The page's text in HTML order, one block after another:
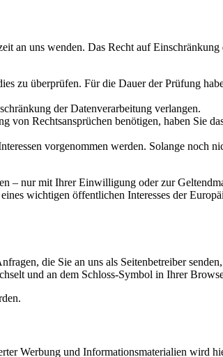
an uns wenden. Das Recht auf Einschränkung
zu überprüfen. Für die Dauer der Prüfung
der Datenverarbeitung verlangen.
Rechtsansprüchen benötigen, haben Sie
vorgenommen werden. Solange noch
– nur mit Ihrer Einwilligung oder zur
wichtigen öffentlichen Interesses der
die Sie an uns als Seitenbetreiber
und an dem Schloss-Symbol in Ihrer
Werbung und Informationsmaterialien wird